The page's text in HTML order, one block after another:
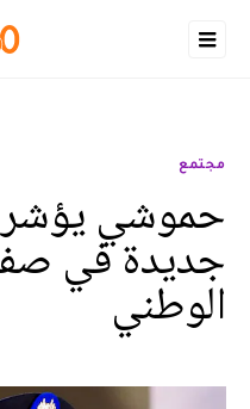
مجتمع
حموشي يؤشر
جديدة في
الوطني